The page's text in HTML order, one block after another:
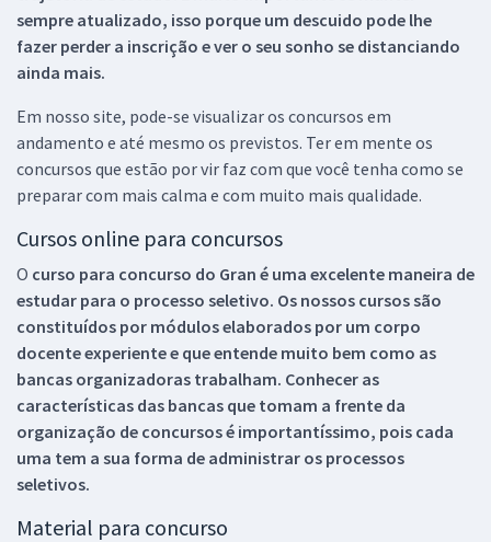
sempre atualizado, isso porque um descuido pode lhe
fazer perder a inscrição e ver o seu sonho se distanciando
ainda mais.
Em nosso site, pode-se visualizar os concursos em
andamento e até mesmo os previstos. Ter em mente os
concursos que estão por vir faz com que você tenha como se
preparar com mais calma e com muito mais qualidade.
Cursos online para concursos
O curso para concurso do Gran é uma excelente maneira de
estudar para o processo seletivo. Os nossos cursos são
constituídos por módulos elaborados por um corpo
docente experiente e que entende muito bem como as
bancas organizadoras trabalham. Conhecer as
características das bancas que tomam a frente da
organização de concursos é importantíssimo, pois cada
uma tem a sua forma de administrar os processos
seletivos.
Material para concurso